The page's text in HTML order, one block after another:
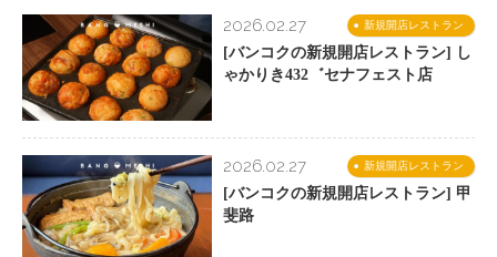
新規開店レストラン
2026.02.27
[バンコクの新規開店レストラン] し
ゃかりき432゛セナフェスト店
新規開店レストラン
2026.02.27
[バンコクの新規開店レストラン] 甲
斐路